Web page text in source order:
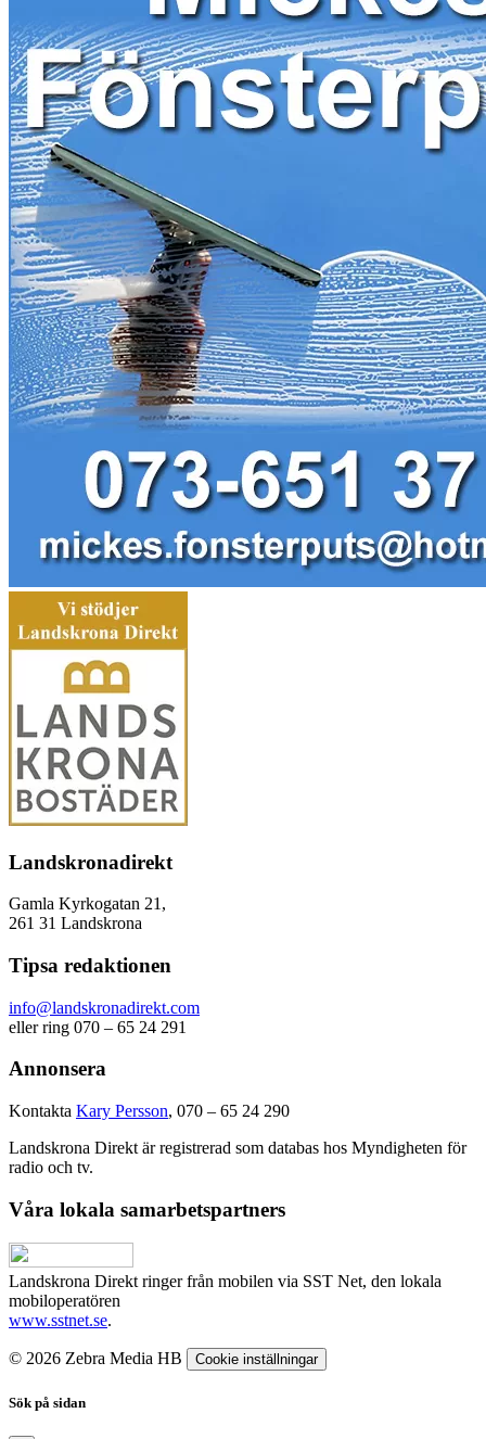
Landskronadirekt
Gamla Kyrkogatan 21,
261 31 Landskrona
Tipsa redaktionen
info@landskronadirekt.com
eller ring 070 – 65 24 291
Annonsera
Kontakta Kary Persson, 070 – 65 24 290
Landskrona Direkt är registrerad som databas hos Myndigheten för
radio och tv.
Våra lokala samarbetspartners
Landskrona Direkt ringer från mobilen via SST Net, den lokala
mobiloperatören
www.sstnet.se.
© 2026 Zebra Media HB Cookie inställningar
Sök på sidan